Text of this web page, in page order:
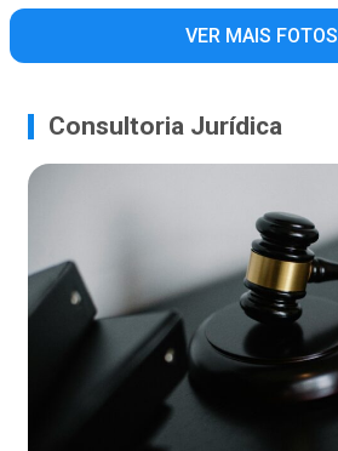
VER MAIS FOTOS
Consultoria Jurídica